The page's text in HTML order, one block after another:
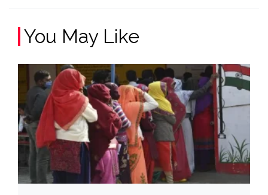
You May Like